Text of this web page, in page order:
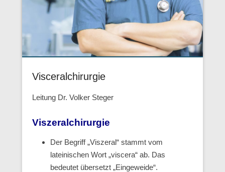
Visceralchirurgie
Leitung Dr. Volker Steger
Viszeralchirurgie
Der Begriff „Viszeral“ stammt vom
lateinischen Wort „viscera“ ab. Das
bedeutet übersetzt „Eingeweide“.